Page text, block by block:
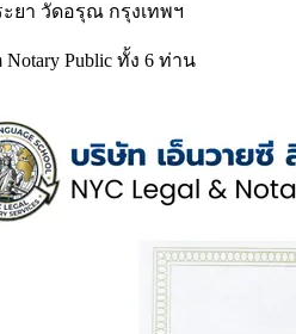
ะยา วัดอรุณ กรุงเทพฯ
Public ทั้ง 6 ท่าน